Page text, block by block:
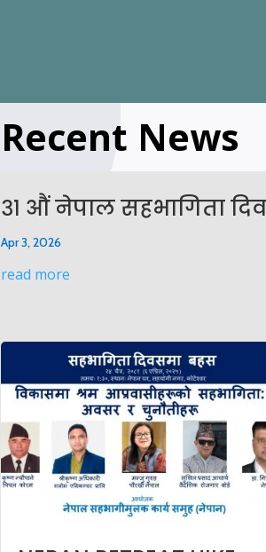
Recent News
३१ औं नेपाल सहभागिता
Apr 3, 2026
read more